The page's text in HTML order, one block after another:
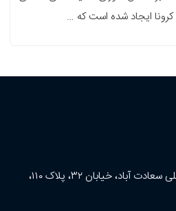
کرونا ایجاد شده است که …
تهران، سعادت آباد، خیابان اصلی سعادت آباد، خیابان ۳۲، پلاک ۱۱۰،